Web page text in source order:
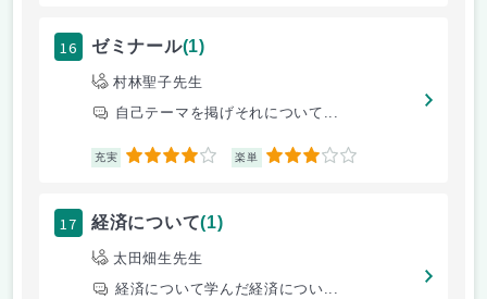
16 ゼミナール(1)
村林聖子先生
自己テーマを掲げそれについて...
充実 4 楽単 3
17 経済について(1)
太田畑生先生
経済について学んだ経済につい...